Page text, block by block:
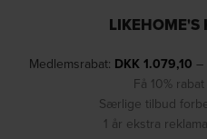
LIKEHOME'S
Medlemsrabat: DKK1.079,10 –
Få 10%
Særlige tilbud
1 år ekstra